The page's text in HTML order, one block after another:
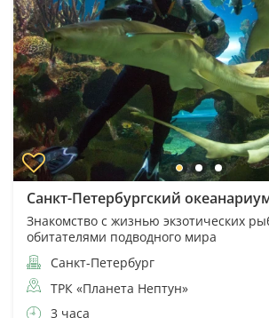
Санкт-Петербургский
Знакомство с жизнью экзотических
обитателями подводного мира
Санкт-Петербург
ТРК «Планета Нептун»
3 часа